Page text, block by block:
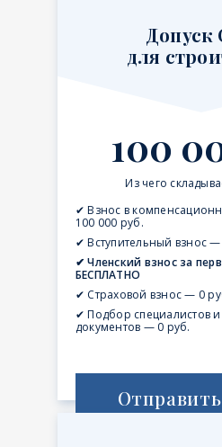
Допуск
для
100
Из чего
✔ Взнос в
100 000 руб.
✔ Вступительный взнос —
✔ Членский взнос за
БЕСПЛАТНО
✔ Страховой взнос — 0
✔ Подбор специалистов и
документов — 0 руб.